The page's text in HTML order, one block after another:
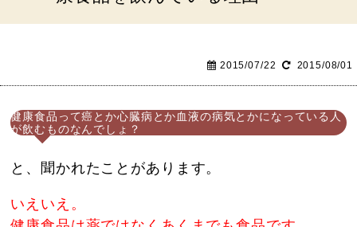
2015/07/22 2015/08/01
健康食品って癌とか心臓病とか血液の病気とかになっている人
が飲むものなんでしょ？
と、聞かれたことがあります。
いえいえ。